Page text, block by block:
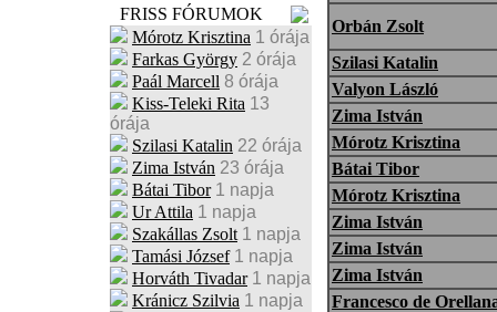
FRISS FÓRUMOK
Mórotz Krisztina 1 órája
Farkas György 2 órája
Paál Marcell 8 órája
Kiss-Teleki Rita 13
órája
Szilasi Katalin 22 órája
Zima István 23 órája
Bátai Tibor 1 napja
Ur Attila 1 napja
Szakállas Zsolt 1 napja
Tamási József 1 napja
Horváth Tivadar 1 napja
Kránicz Szilvia 1 napja
Orbán Zsolt
Szilasi Katalin
Valyon László
Zima István
Mórotz Krisztina
Bátai Tibor
Mórotz Krisztina
Zima István
Zima István
Zima István
Francesco de